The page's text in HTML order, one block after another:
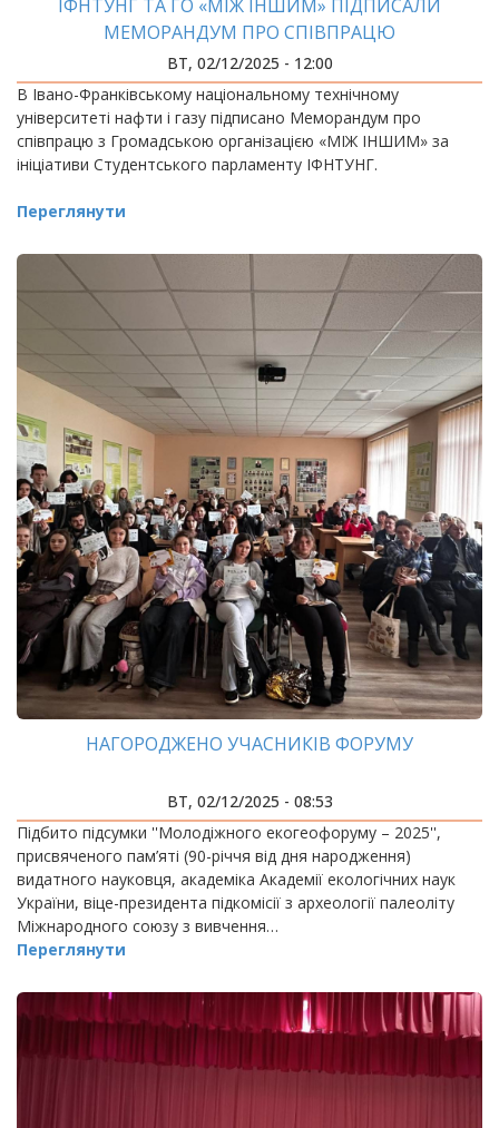
ІФНТУНГ ТА ГО «МІЖ ІНШИМ» ПІДПИСАЛИ
МЕМОРАНДУМ ПРО СПІВПРАЦЮ
ВТ, 02/12/2025 - 12:00
В Івано-Франківському національному технічному
університеті нафти і газу підписано Меморандум про
співпрацю з Громадською організацією «МІЖ ІНШИМ» за
ініціативи Студентського парламенту ІФНТУНГ.
Переглянути
НАГОРОДЖЕНО УЧАСНИКІВ ФОРУМУ
ВТ, 02/12/2025 - 08:53
Підбито підсумки ''Молодіжного екогеофоруму – 2025'',
присвяченого пам’яті (90-річчя від дня народження)
видатного науковця, академіка Академії екологічних наук
України, віце-президента підкомісії з археології палеоліту
Міжнародного союзу з вивчення…
Переглянути